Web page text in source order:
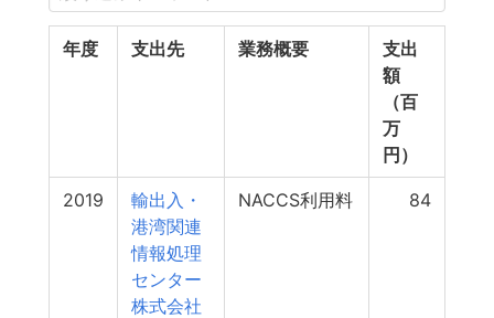
年度 支出先 業務概要
支出
額
（百
万
円）
2019
輸出入・
港湾関連
情報処理
センター
株式会社
NACCS利用料 84